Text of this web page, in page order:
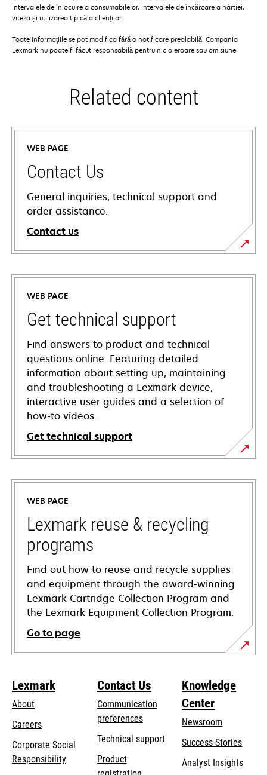
intervalele de înlocuire a consumabilelor, intervalele de încărcare a hârtiei,
viteza și utilizarea tipică a clienților.
Toate informaţiile se pot modifica fără o notificare prealabilă. Compania
Lexmark nu poate fi făcut responsabilă pentru nicio eroare sau omisiune
Related content
WEB PAGE
Contact Us
General inquiries, technical support and
order assistance.
Contact us
WEB PAGE
Get technical support
Find answers to product and technical
questions online. Featuring detailed
information about setting up, maintaining
and troubleshooting a Lexmark device,
interactive user guides and a selection of
how-to videos.
Get technical support
opens
in
new
tab
WEB PAGE
Lexmark reuse & recycling
programs
Find out how to reuse and recycle supplies
and equipment through the award-winning
Lexmark Cartridge Collection Program and
the Lexmark Equipment Collection Program.
Go to page
Lexmark
About
Careers
Corporate Social
Responsibilityopens
Contact Us
Communication
preferences
Technical supportopens
Product
Knowledge
Center
Newsroom
Success Stories
Analyst Insights